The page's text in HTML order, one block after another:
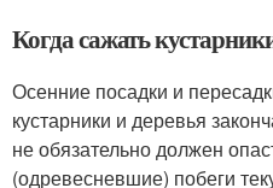
Когда сажать
Осенние посадки и
кустарники и деревья
не обязательно должен
(одревесневшие) побеги